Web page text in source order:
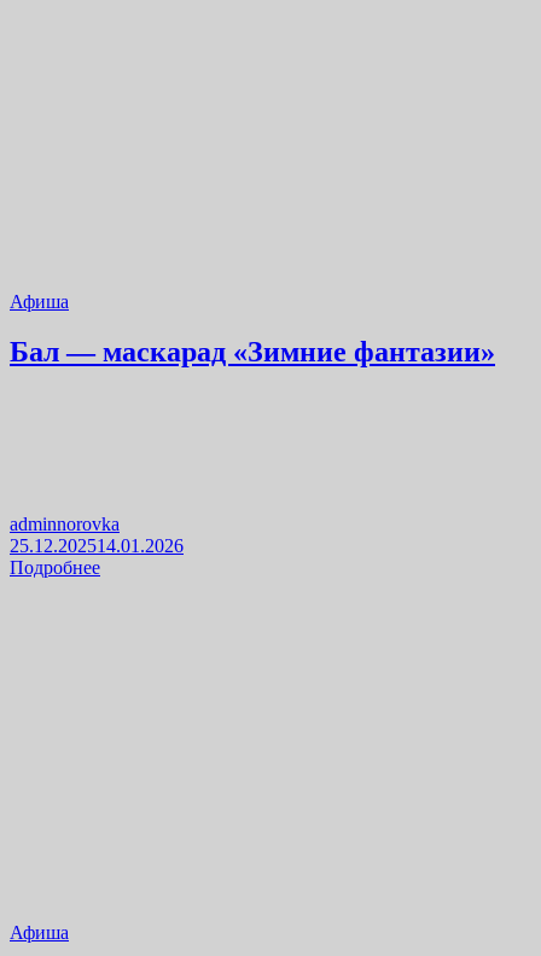
Афиша
Бал — маскарад «Зимние фантазии»
adminnorovka
25.12.202514.01.2026
Подробнее
Афиша